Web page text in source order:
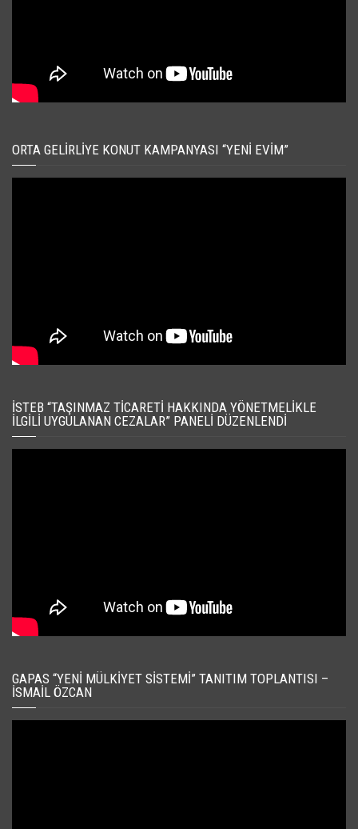
ORTA GELIRLIYE KONUT KAMPANYASI “YENI EVIM”
İSTEB “TAŞINMAZ TICARETI HAKKINDA YÖNETMELIKLE
İLGILI UYGULANAN CEZALAR” PANELI DÜZENLENDI
GAPAS “YENI MÜLKIYET SISTEMI” TANITIM TOPLANTISI –
İSMAIL ÖZCAN